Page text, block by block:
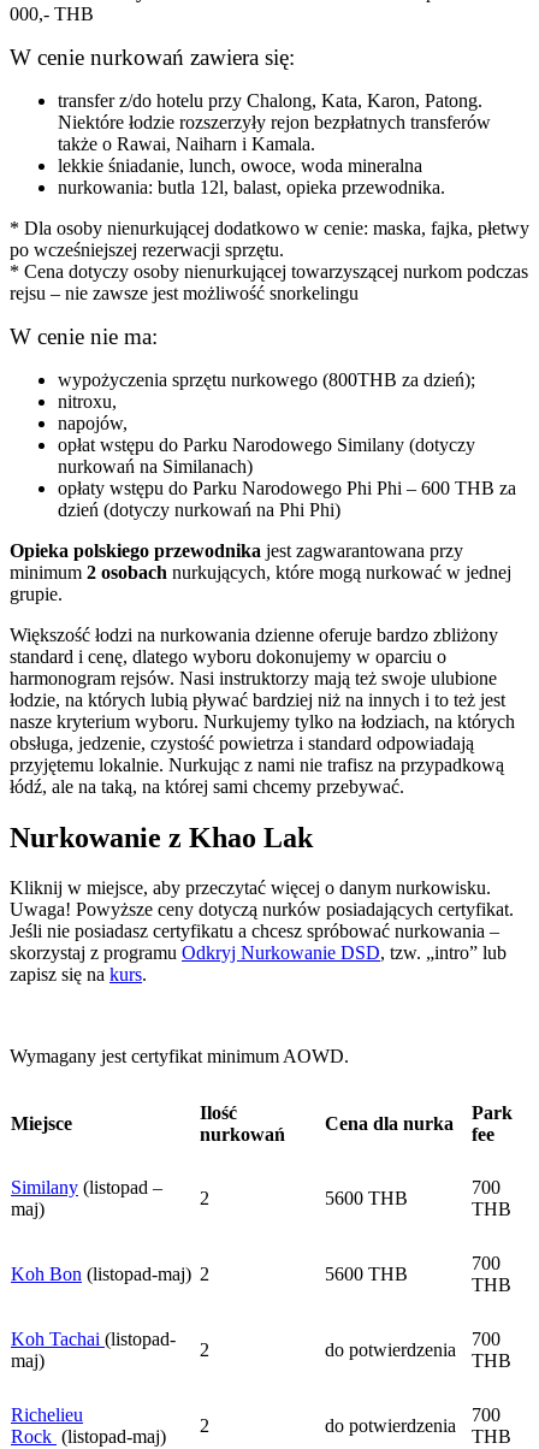
000,- THB
W cenie nurkowań zawiera się:
transfer z/do hotelu przy Chalong, Kata, Karon, Patong.
Niektóre łodzie rozszerzyły rejon bezpłatnych transferów
także o Rawai, Naiharn i Kamala.
lekkie śniadanie, lunch, owoce, woda mineralna
nurkowania: butla 12l, balast, opieka przewodnika.
* Dla osoby nienurkującej dodatkowo w cenie: maska, fajka, płetwy
po wcześniejszej rezerwacji sprzętu.
* Cena dotyczy osoby nienurkującej towarzyszącej nurkom podczas
rejsu – nie zawsze jest możliwość snorkelingu
W cenie nie ma:
wypożyczenia sprzętu nurkowego (800THB za dzień);
nitroxu,
napojów,
opłat wstępu do Parku Narodowego Similany (dotyczy
nurkowań na Similanach)
opłaty wstępu do Parku Narodowego Phi Phi – 600 THB za
dzień (dotyczy nurkowań na Phi Phi)
Opieka polskiego przewodnika jest zagwarantowana przy
minimum 2 osobach nurkujących, które mogą nurkować w jednej
grupie.
Większość łodzi na nurkowania dzienne oferuje bardzo zbliżony
standard i cenę, dlatego wyboru dokonujemy w oparciu o
harmonogram rejsów. Nasi instruktorzy mają też swoje ulubione
łodzie, na których lubią pływać bardziej niż na innych i to też jest
nasze kryterium wyboru. Nurkujemy tylko na łodziach, na których
obsługa, jedzenie, czystość powietrza i standard odpowiadają
przyjętemu lokalnie. Nurkując z nami nie trafisz na przypadkową
łódź, ale na taką, na której sami chcemy przebywać.
Nurkowanie z Khao Lak
Kliknij w miejsce, aby przeczytać więcej o danym nurkowisku.
Uwaga! Powyższe ceny dotyczą nurków posiadających certyfikat.
Jeśli nie posiadasz certyfikatu a chcesz spróbować nurkowania –
skorzystaj z programu Odkryj Nurkowanie DSD, tzw. „intro” lub
zapisz się na kurs.
Wymagany jest certyfikat minimum AOWD.
Miejsce
Ilość
nurkowań
Cena dla nurka
Park
fee
Similany (listopad –
maj)
2 5600 THB
700
THB
Koh Bon (listopad-maj) 2 5600 THB
700
THB
Koh Tachai (listopad-
maj)
2 do potwierdzenia
700
THB
Richelieu
Rock (listopad-maj)
2 do potwierdzenia
700
THB